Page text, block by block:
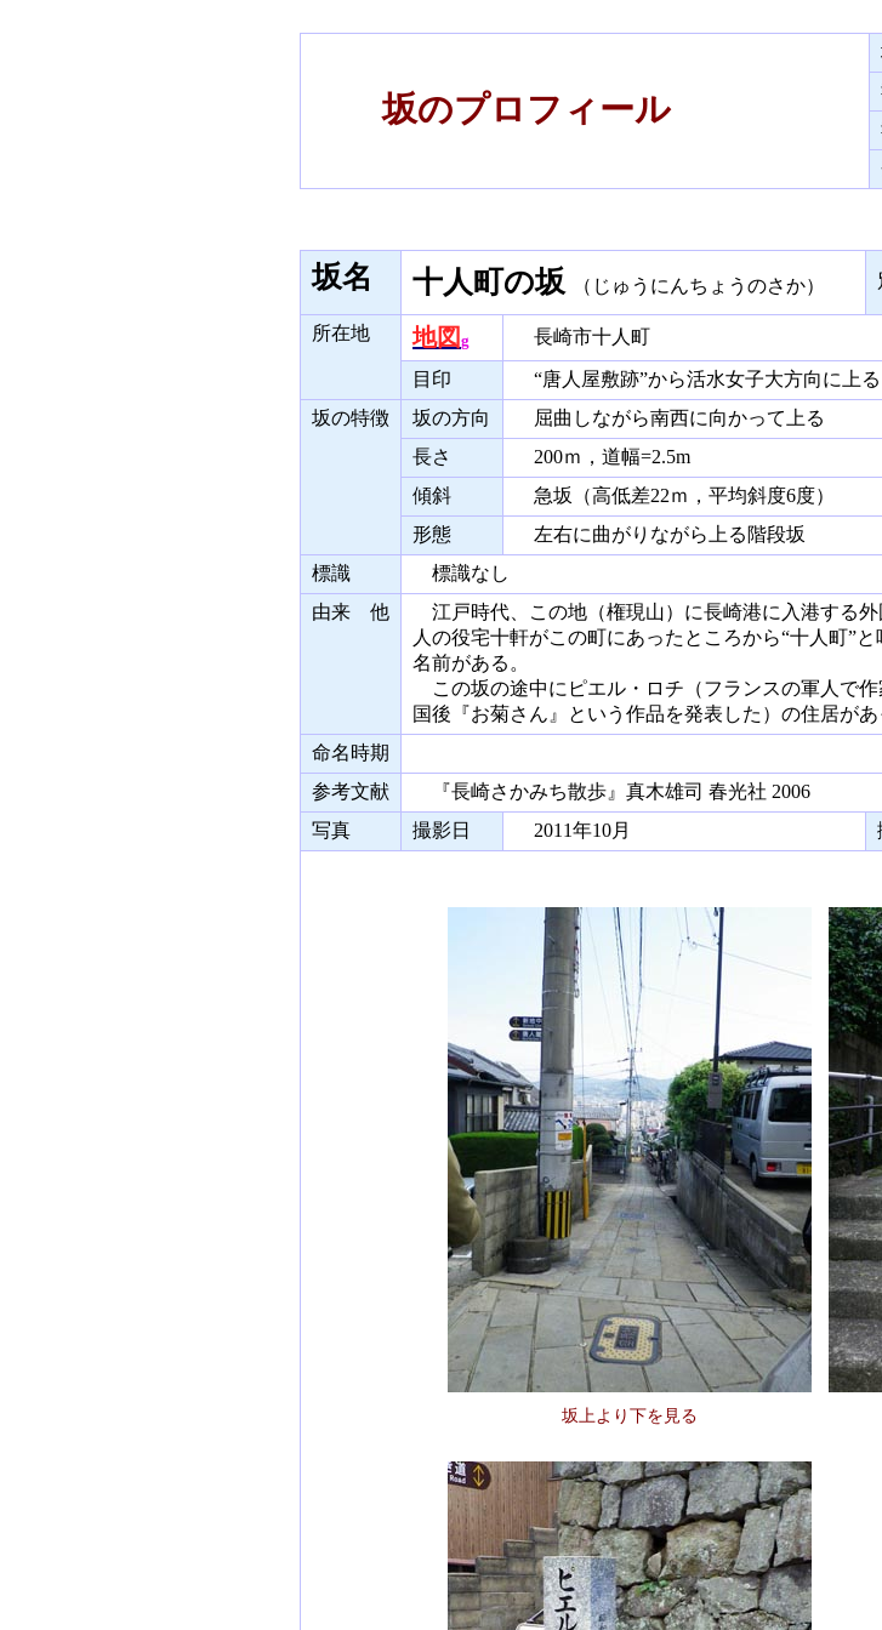
坂のプロフィール
坂名 十人町の坂 （じゅうにんちょうのさか）
所在地
地図 g 長崎市十人町
目印
“唐人屋敷跡”から活水女子大方向に上
坂の特徴
坂の方向
屈曲しながら南西に向かって上る
長さ
200ｍ，道幅=2.5m
傾斜
急坂（高低差22ｍ，平均斜度6度）
形態
左右に曲がりながら上る階段坂
標識
標識なし
由来 他
江戸時代、この地（権現山）に長崎港に入港する
人の役宅十軒がこの町にあったところから“十人町”
名前がある。
この坂の途中にピエル・ロチ（フランスの軍人で
国後『お菊さん』という作品を発表した）の住居が
命名時期
参考文献
『長崎さかみち散歩』真木雄司 春光社 2006
写真
撮影日 2011年10月
坂上より下を見る